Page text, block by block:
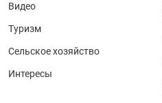
Видео
Туризм
Сельское хозяйство
Интересы